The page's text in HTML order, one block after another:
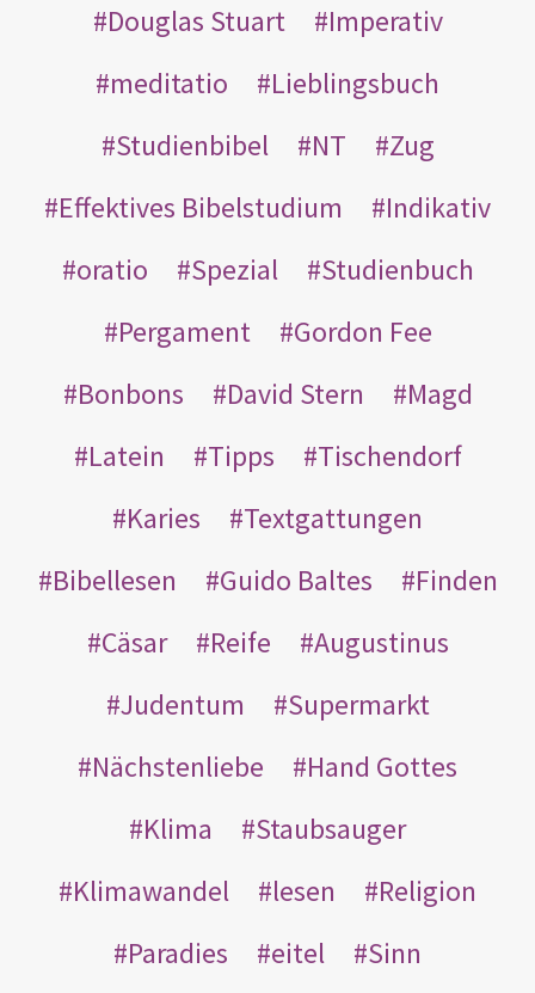
Douglas Stuart
Imperativ
meditatio
Lieblingsbuch
Studienbibel
NT
Zug
Effektives Bibelstudium
Indikativ
oratio
Spezial
Studienbuch
Pergament
Gordon Fee
Bonbons
David Stern
Magd
Latein
Tipps
Tischendorf
Karies
Textgattungen
Bibellesen
Guido Baltes
Finden
Cäsar
Reife
Augustinus
Judentum
Supermarkt
Nächstenliebe
Hand Gottes
Klima
Staubsauger
Klimawandel
lesen
Religion
Paradies
eitel
Sinn